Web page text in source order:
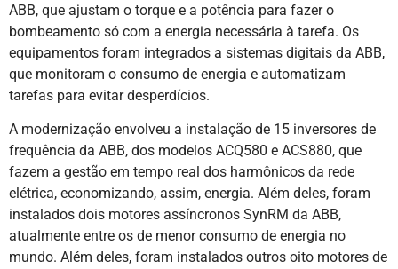
ABB, que ajustam o torque e a potência para fazer o
bombeamento só com a energia necessária à tarefa. Os
equipamentos foram integrados a sistemas digitais da ABB,
que monitoram o consumo de energia e automatizam
tarefas para evitar desperdícios.
A modernização envolveu a instalação de 15 inversores de
frequência da ABB, dos modelos ACQ580 e ACS880, que
fazem a gestão em tempo real dos harmônicos da rede
elétrica, economizando, assim, energia. Além deles, foram
instalados dois motores assíncronos SynRM da ABB,
atualmente entre os de menor consumo de energia no
mundo. Além deles, foram instalados outros oito motores de